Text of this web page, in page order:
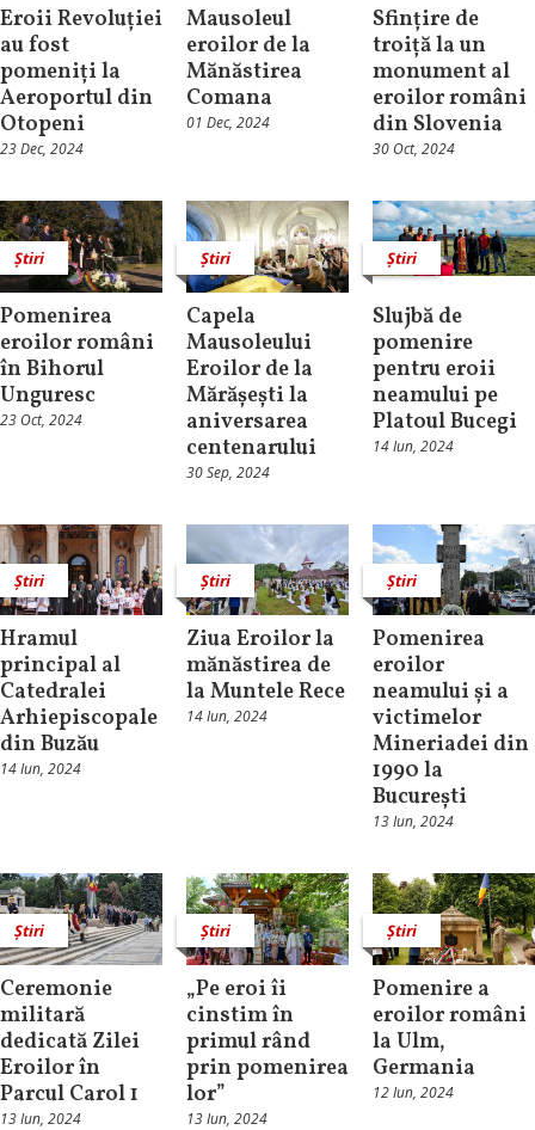
Eroii Revoluției
au fost
pomeniți la
Aeroportul din
Otopeni
23 Dec, 2024
Mausoleul
eroilor de la
Mănăstirea
Comana
01 Dec, 2024
Sfințire de
troiță la un
monument al
eroilor români
din Slovenia
30 Oct, 2024
Știri
Pomenirea
eroilor români
în Bihorul
Unguresc
23 Oct, 2024
Știri
Capela
Mausoleului
Eroilor de la
Mărășești la
aniversarea
centenarului
30 Sep, 2024
Știri
Slujbă de
pomenire
pentru eroii
neamului pe
Platoul Bucegi
14 Iun, 2024
Știri
Hramul
principal al
Catedralei
Arhiepiscopale
din Buzău
14 Iun, 2024
Știri
Ziua Eroilor la
mănăstirea de
la Muntele Rece
14 Iun, 2024
Știri
Pomenirea
eroilor
neamului și a
victimelor
Mineriadei din
1990 la
București
13 Iun, 2024
Știri
Ceremonie
militară
dedicată Zilei
Eroilor în
Parcul Carol 1
13 Iun, 2024
Știri
„Pe eroi îi
cinstim în
primul rând
prin pomenirea
lor”
13 Iun, 2024
Știri
Pomenire a
eroilor români
la Ulm,
Germania
12 Iun, 2024